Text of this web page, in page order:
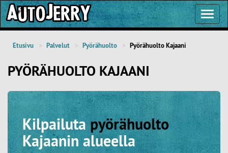
Etusivu Palvelut Pyörähuolto Pyörähuolto Kajaani
PYÖRÄHUOLTO KAJAANI
Kilpailutapyörähuolto
Kajaanin alueella